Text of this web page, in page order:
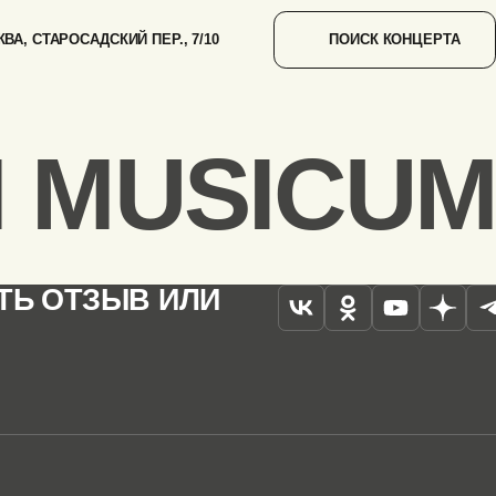
СТАРОСАДСКИЙ ПЕР., 7/10 ПОИСК КОНЦЕРТА
ОТЗЫВ ИЛИ